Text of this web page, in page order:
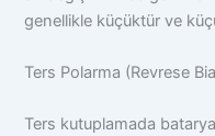
genellikle küçüktür ve
Ters Polarma (Revrese
Ters kutuplamada